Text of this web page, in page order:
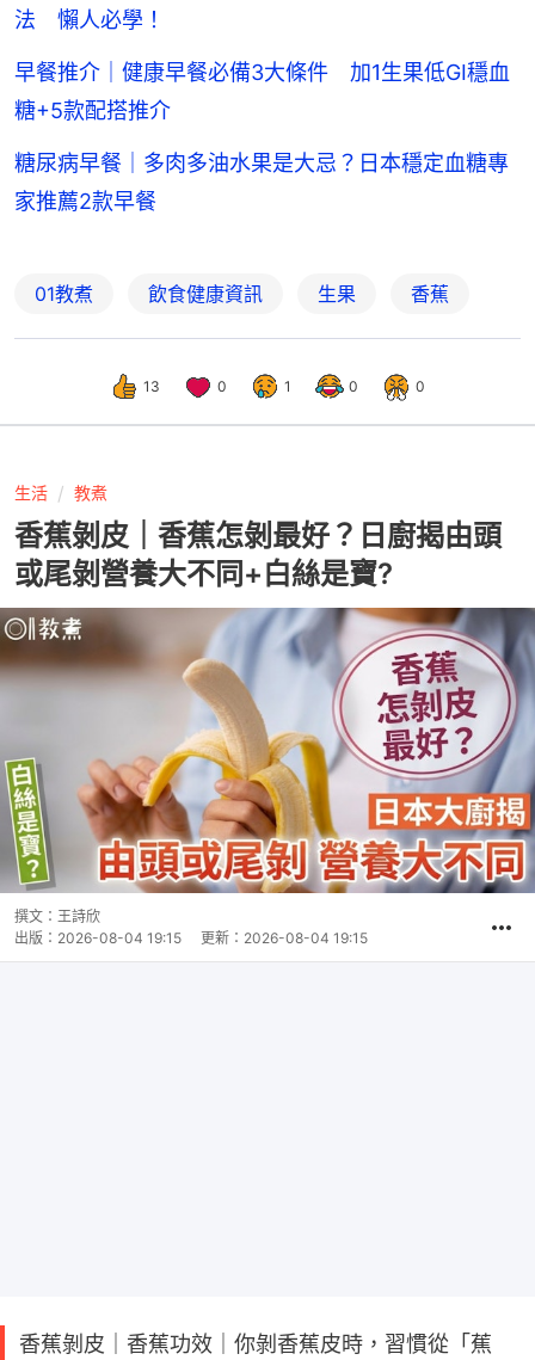
法 懶人必學！
早餐推介｜健康早餐必備3大條件 加1生果低GI穩血
糖+5款配搭推介
糖尿病早餐｜多肉多油水果是大忌？日本穩定血糖專
家推薦2款早餐
01教煮 飲食健康資訊 生果 香蕉
13 0 1 0 0
生活 教煮
香蕉剝皮｜香蕉怎剝最好？日廚揭由頭
或尾剝營養大不同+白絲是寶?
撰文： 王詩欣
出版： 2026-08-04 19:15 更新： 2026-08-04 19:15
香蕉剝皮｜香蕉功效｜你剝香蕉皮時，習慣從「蕉